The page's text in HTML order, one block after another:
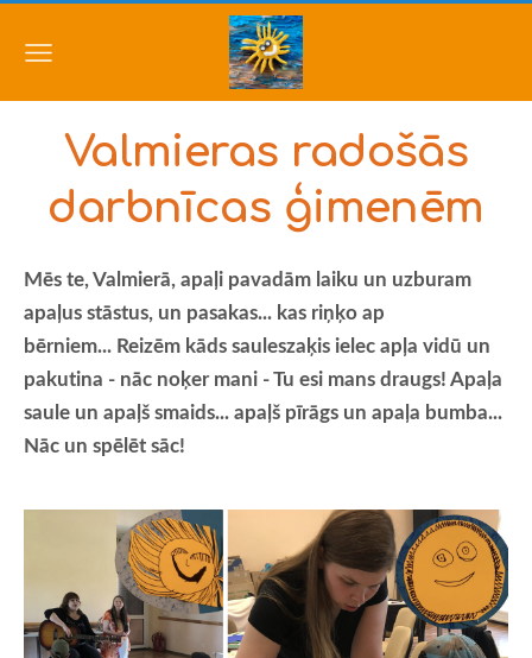
Valmieras radošās
darbnīcas ģimenēm
Mēs te, Valmierā, apaļi pavadām laiku un uzburam
apaļus stāstus, un pasakas... kas riņķo ap
bērniem... Reizēm kāds sauleszaķis ielec apļa vidū un
pakutina - nāc noķer mani - Tu esi mans draugs! Apaļa
saule un apaļš smaids... apaļš pīrāgs un apaļa bumba...
Nāc un spēlēt sāc!